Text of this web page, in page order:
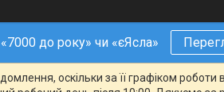
до року» чи «єЯсла»
оскільки за її графіком